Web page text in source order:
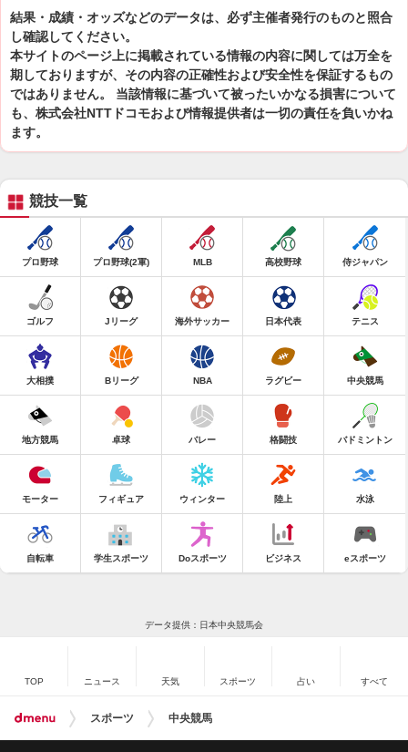
結果・成績・オッズなどのデータは、必ず主催者発行のものと照合
し確認してください。
本サイトのページ上に掲載されている情報の内容に関しては万全を
期しておりますが、その内容の正確性および安全性を保証するもの
ではありません。 当該情報に基づいて被ったいかなる損害について
も、株式会社NTTドコモおよび情報提供者は一切の責任を負いかね
ます。
競技一覧
プロ野球 プロ野球(2軍) MLB 高校野球 侍ジャパン
ゴルフ Jリーグ 海外サッカー 日本代表 テニス
大相撲 Bリーグ NBA ラグビー 中央競馬
地方競馬 卓球 バレー 格闘技 バドミントン
モーター フィギュア ウィンター 陸上 水泳
自転車 学生スポーツ Doスポーツ ビジネス eスポーツ
データ提供：日本中央競馬会
TOP ニュース 天気 スポーツ 占い すべて
スポーツ 中央競馬